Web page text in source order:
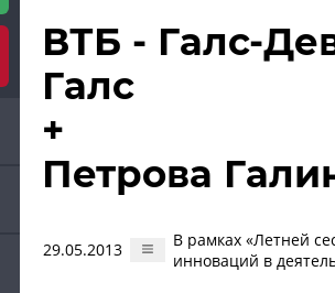
ВТБ - Галс-
Галс
+
Петрова
29.05.2013
В рамках «Летней
инноваций в